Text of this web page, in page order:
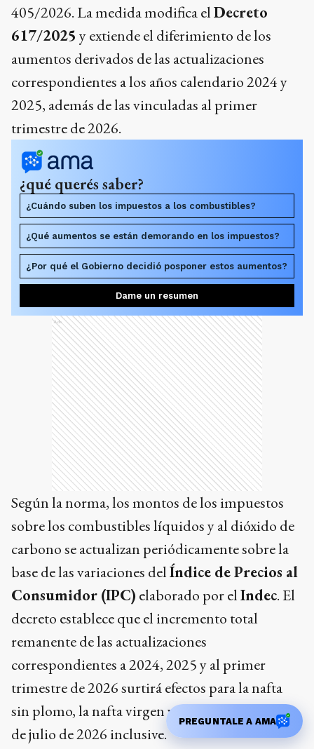
405/2026. La medida modifica elDecreto
617/2025 y extiende el diferimiento de los
aumentos derivados de las actualizaciones
correspondientes a los años calendario 2024 y
2025, además de las vinculadas al primer
trimestre de 2026.
¿qué querés saber?
¿Cuándo suben los impuestos a los combustibles?
¿Qué aumentos se están demorando en los impuestos?
¿Por qué el Gobierno decidió posponer estos aumentos?
Dame un resumen
Ads
Según la norma, los montos de los impuestos
sobre los combustibles líquidos y al dióxido de
carbono se actualizan periódicamente sobre la
base de las variaciones delÍndice de Precios al
Consumidor (IPC) elaborado por elIndec. El
decreto establece que el incremento total
remanente de las actualizaciones
correspondientes a 2024, 2025 y al primer
trimestre de 2026 surtirá efectos para la nafta
sin plomo, la nafta virgen y el gasoil desde el 1
de julio de 2026 inclusive.
PREGUNTALE A AMA